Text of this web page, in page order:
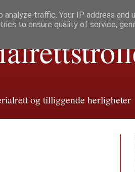
og tilliggende herligheter
traffic. Your IP address and
to ensure quality of service,